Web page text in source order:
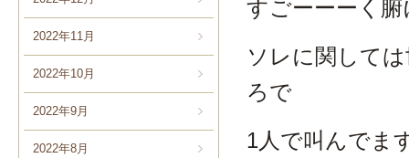
2022年11月
2022年10月
2022年9月
2022年8月
すごーーーく
ソレに関して
ろで
1人で叫んでま